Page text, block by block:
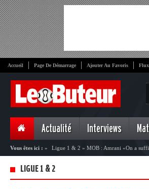
Accueil Page De Démarrage Ajouter Au Favoris Flux
Actualité Interviews
Vous êtes ici : » Ligue 1 & 2 » MOB : Amrani «On a
LIGUE 1 & 2